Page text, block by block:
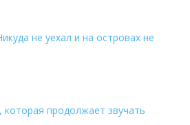
не уехал и на островах не
которая продолжает звучать